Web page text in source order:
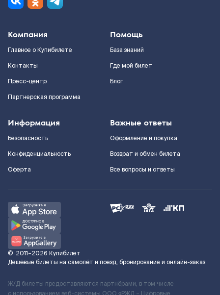
Компания
Главное о Купибилете
Контакты
Пресс-центр
Партнерская программа
Помощь
База знаний
Где мой билет
Блог
Информация
Безопасность
Конфиденциальность
Оферта
Важные ответы
Оформление и покупка
Возврат и обмен билета
Все вопросы и ответы
© 2011–2026 Купибилет
Дешёвые билеты на самолёт и поезд, бронирование и онлайн-заказ
Ж/Д билеты предоставляются партнёрами, в том числе